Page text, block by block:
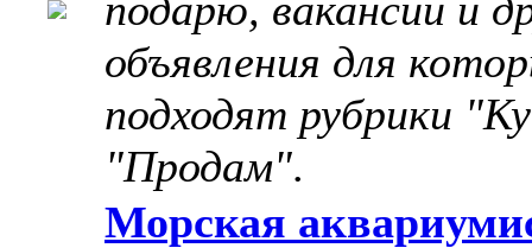
объявления для
подходят рубрики
"Продам".
Морская